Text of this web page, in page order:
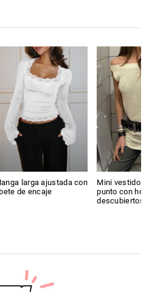
larga ajustada con
de encaje
Mini vestido
punto con
descubiertos